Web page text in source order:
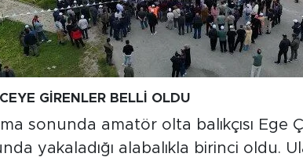
GİRENLER BELLİ OLDU
sonunda amatör olta balıkçısı Ege
yakaladığı alabalıkla birinci oldu.